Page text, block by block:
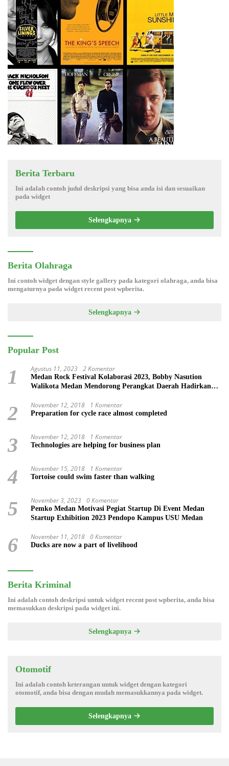
Berita Terbaru
Ini adalah contoh judul deskripsi yang bisa anda isi dan sesuaikan
pada widget
Selengkapnya
Berita Olahraga
Ini contoh widget dengan style gallery pada kategori olahraga, anda bisa
mengaturnya pada widget recent post wpberita.
Selengkapnya
Popular Post
1 Agustus 11, 2023 2 Komentar
Medan Rock Festival Kolaborasi 2023, Bobby Nasution
Walikota Medan Mendorong Perangkat Daerah Hadirkan
2 November 12, 2018 1 Komentar
Preparation for cycle race almost completed
3 November 12, 2018 1 Komentar
Technologies are helping for business plan
4 November 15, 2018 1 Komentar
Tortoise could swim faster than walking
5 November 3, 2023 0 Komentar
Pemko Medan Motivasi Pegiat Startup Di Event Medan
Startup Exhibition 2023 Pendopo Kampus USU Medan
6 November 11, 2018 0 Komentar
Ducks are now a part of livelihood
Berita Kriminal
Ini adalah contoh deskripsi untuk widget recent post wpberita, anda bisa
memasukkan deskripsi pada widget ini.
Selengkapnya
Otomotif
Ini adalah contoh keterangan untuk widget dengan kategori
otomotif, anda bisa dengan mudah memasukkannya pada widget.
Selengkapnya